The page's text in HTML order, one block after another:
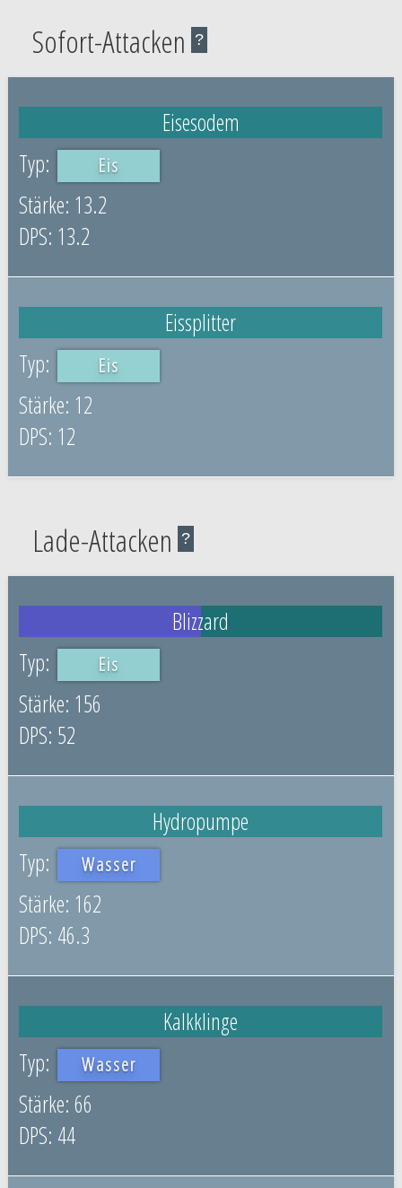
Sofort-Attacken ?
Eisesodem
Eis
13.2
13.2
Eissplitter
Eis
12
12
Lade-Attacken ?
Blizzard
Eis
156
52
Hydropumpe
Wasser
162
46.3
Kalkklinge
Wasser
66
44